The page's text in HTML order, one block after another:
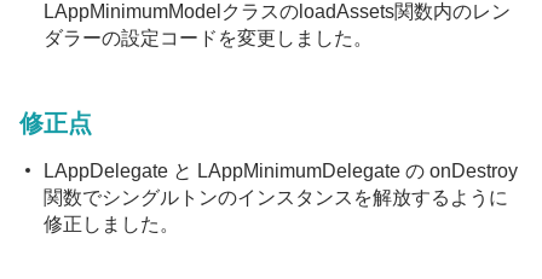
LAppMinimumModelクラスのloadAssets関数内のレン
ダラーの設定コードを変更しました。
修正点
LAppDelegate と LAppMinimumDelegate の onDestroy
関数でシングルトンのインスタンスを解放するように
修正しました。